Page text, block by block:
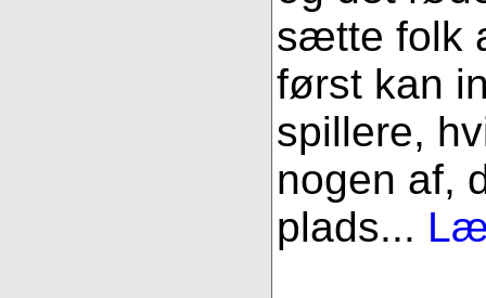
sætte folk
først kan
spillere,
nogen af,
plads...